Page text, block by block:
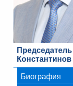
Биография